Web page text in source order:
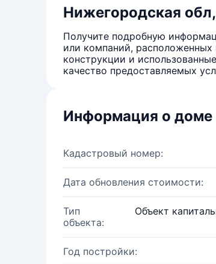
Нижегородская
Получите подробную
или компаний, расположенных
конструкции и
качество предоставляемых
Информация о доме
Кадастровый номер:
Дата обновления стоимости:
Тип
объекта:
Объект
Год постройки: